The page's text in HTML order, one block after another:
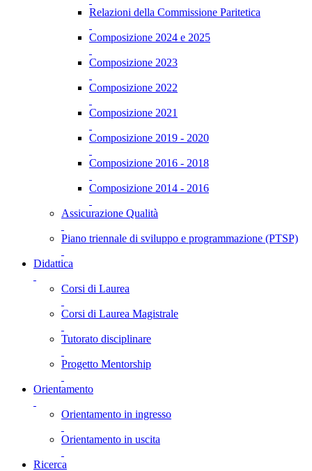
Relazioni della Commissione Paritetica
Composizione 2024 e 2025
Composizione 2023
Composizione 2022
Composizione 2021
Composizione 2019 - 2020
Composizione 2016 - 2018
Composizione 2014 - 2016
Assicurazione Qualità
Piano triennale di sviluppo e programmazione (PTSP)
Didattica
Corsi di Laurea
Corsi di Laurea Magistrale
Tutorato disciplinare
Progetto Mentorship
Orientamento
Orientamento in ingresso
Orientamento in uscita
Ricerca